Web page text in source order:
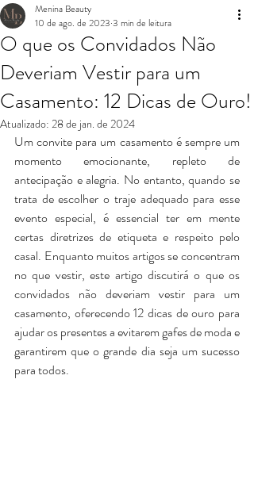
Bolsa Clutch Safira
Preço
R$ 179,00
*Pague em 6x sem juros
Bolsa
Preço
R$
*Pague
O que os Convidados Não
Deveriam Vestir para um
Casamento: 12 Dicas de Ouro!
Menina Beauty
10 de ago. de 2023 3 min de leitura
Atualizado: 28 de jan. de 2024
Um convite para um casamento é sempre um
momento emocionante, repleto de
antecipação e alegria. No entanto, quando se
trata de escolher o traje adequado para esse
evento especial, é essencial ter em mente
certas diretrizes de etiqueta e respeito pelo
casal. Enquanto muitos artigos se concentram
no que vestir, este artigo discutirá o que os
convidados não deveriam vestir para um
casamento, oferecendo 12 dicas de ouro para
ajudar os presentes a evitarem gafes de moda e
garantirem que o grande dia seja um sucesso
para todos.